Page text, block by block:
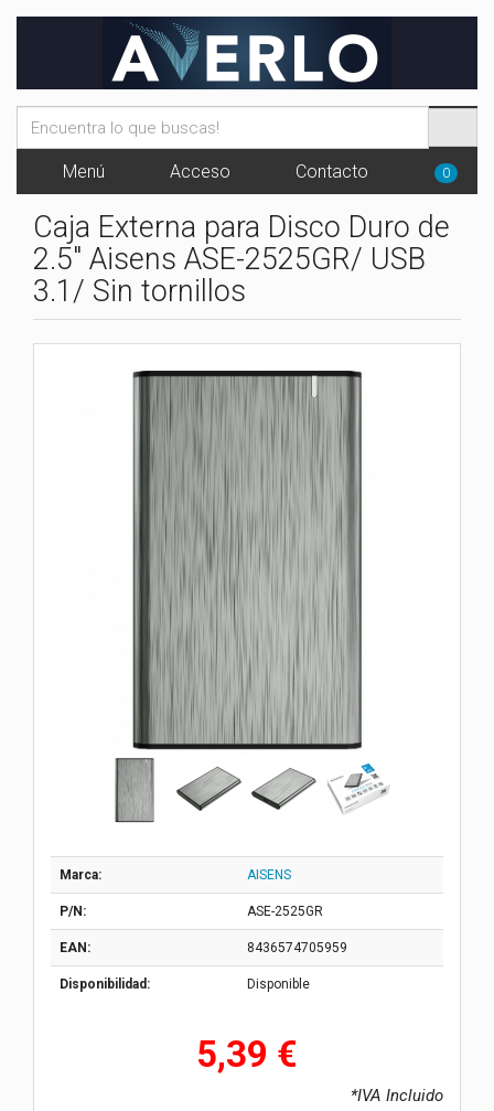
Menú Acceso Contacto 0
Caja Externa para Disco Duro de
2.5" Aisens ASE-2525GR/ USB
3.1/ Sin tornillos
Marca: AISENS
P/N: ASE-2525GR
EAN: 8436574705959
Disponibilidad: Disponible
5,39 €
*IVA Incluido